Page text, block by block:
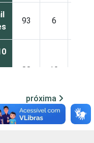
93 6
88 10
próxima